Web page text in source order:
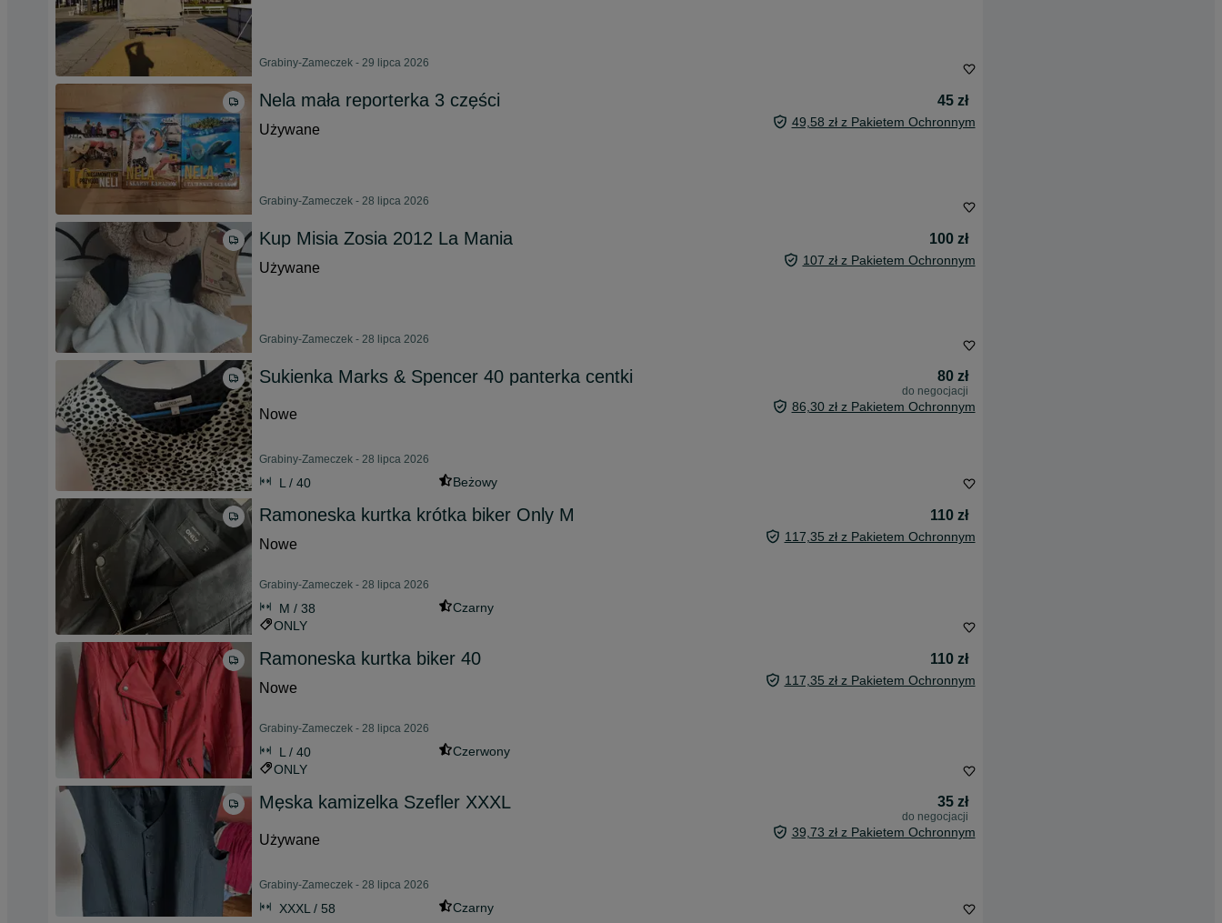
Grabiny-Zameczek - 29 lipca 2026
Nela mała reporterka 3 części
45 zł
Używane
49,58 zł z Pakietem Ochronnym
Grabiny-Zameczek - 28 lipca 2026
Kup Misia Zosia 2012 La Mania
100 zł
Używane
107 zł z Pakietem Ochronnym
Grabiny-Zameczek - 28 lipca 2026
Sukienka Marks & Spencer 40 panterka centki 80 zł
do negocjacji
Nowe 86,30 zł z Pakietem Ochronnym
Grabiny-Zameczek - 28 lipca 2026
L / 40 Beżowy
Ramoneska kurtka krótka biker Only M
110 zł
Nowe
117,35 zł z Pakietem Ochronnym
Grabiny-Zameczek - 28 lipca 2026
M / 38
Czarny
ONLY
Ramoneska kurtka biker 40
110 zł
Nowe
117,35 zł z Pakietem Ochronnym
Grabiny-Zameczek - 28 lipca 2026
L / 40
Czerwony
ONLY
Męska kamizelka Szefler XXXL 35 zł
do negocjacji
Używane 39,73 zł z Pakietem Ochronnym
Grabiny-Zameczek - 28 lipca 2026
XXXL / 58 Czarny